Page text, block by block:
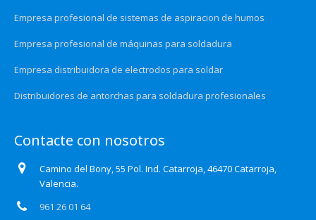
Empresa profesional de sistemas de aspiracion de humos
Empresa profesional de máquinas para soldadura
Empresa distribuidora de electrodos para soldar
Distribuidores de antorchas para soldadura profesionales
Contacte con nosotros
Camino del Bony, 55 Pol. Ind. Catarroja, 46470 Catarroja,
Valencia.
961 26 01 64